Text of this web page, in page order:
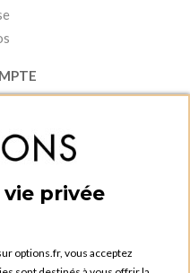
compte
de commande
privée
options.fr, vous acceptez